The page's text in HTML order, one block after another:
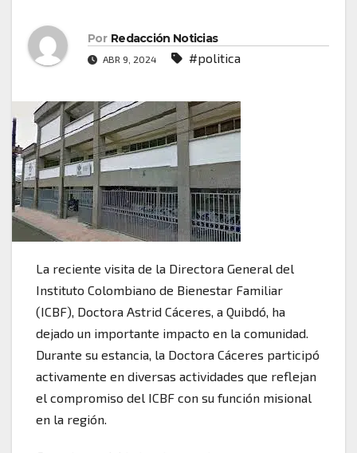
Por Redacción Noticias
ABR 9, 2024 #politica
La reciente visita de la Directora General del
Instituto Colombiano de Bienestar Familiar
(ICBF), Doctora Astrid Cáceres, a Quibdó, ha
dejado un importante impacto en la comunidad.
Durante su estancia, la Doctora Cáceres participó
activamente en diversas actividades que reflejan
el compromiso del ICBF con su función misional
en la región.